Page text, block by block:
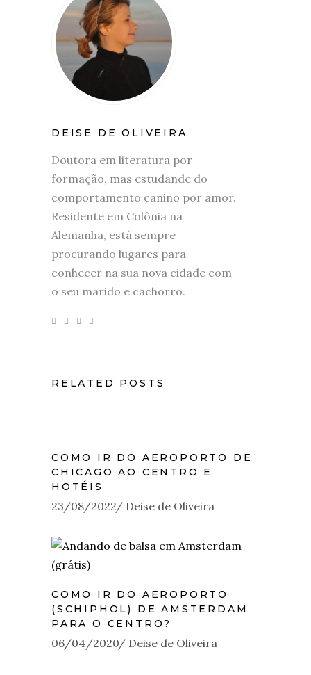
DEISE DE OLIVEIRA
Doutora em literatura por
formação, mas estudande do
comportamento canino por amor.
Residente em Colônia na
Alemanha, está sempre
procurando lugares para
conhecer na sua nova cidade com
o seu marido e cachorro.
RELATED POSTS
COMO IR DO AEROPORTO DE
CHICAGO AO CENTRO E
HOTÉIS
23/08/2022 Deise de Oliveira
COMO IR DO AEROPORTO
(SCHIPHOL) DE AMSTERDAM
PARA O CENTRO?
06/04/2020 Deise de Oliveira